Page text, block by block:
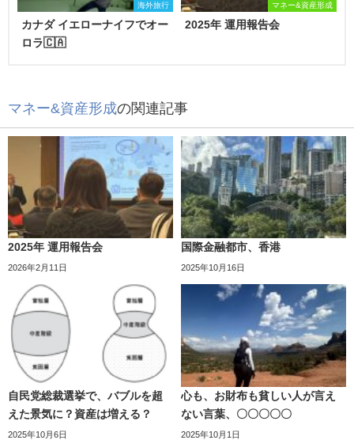
海外旅行
カナダ イエローナイフでオー
ロラ🇨🇦
マネー&資産形成
2025年 運用報告会
マネー&資産形成の関連記事
2025年 運用報告会
2026年2月11日
国際金融都市、香港
2025年10月16日
自民党総裁選挙で、バブルを超
えた景気に？資産は増える？
2025年10月6日
心も、お財布も貧しい人が言え
ない言葉、〇〇〇〇〇
2025年10月1日